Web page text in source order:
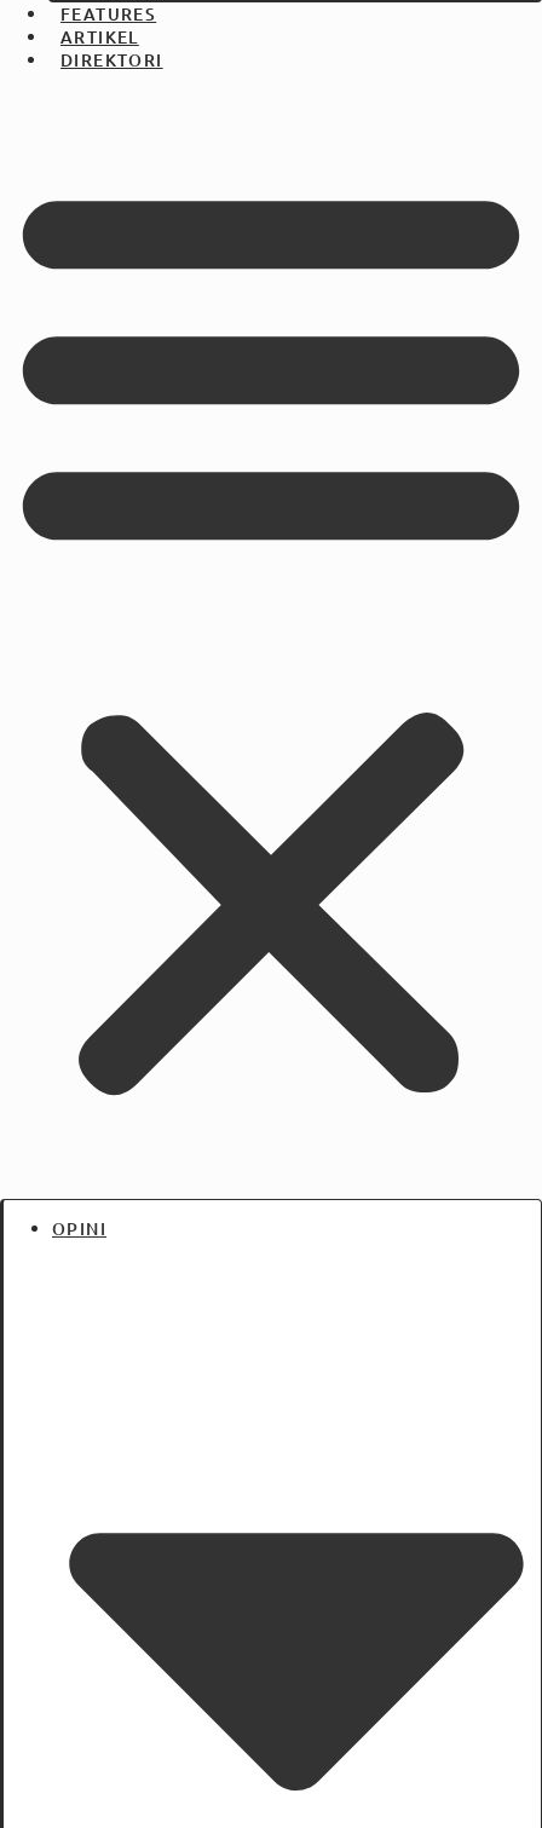
FEATURES
ARTIKEL
DIREKTORI
OPINI